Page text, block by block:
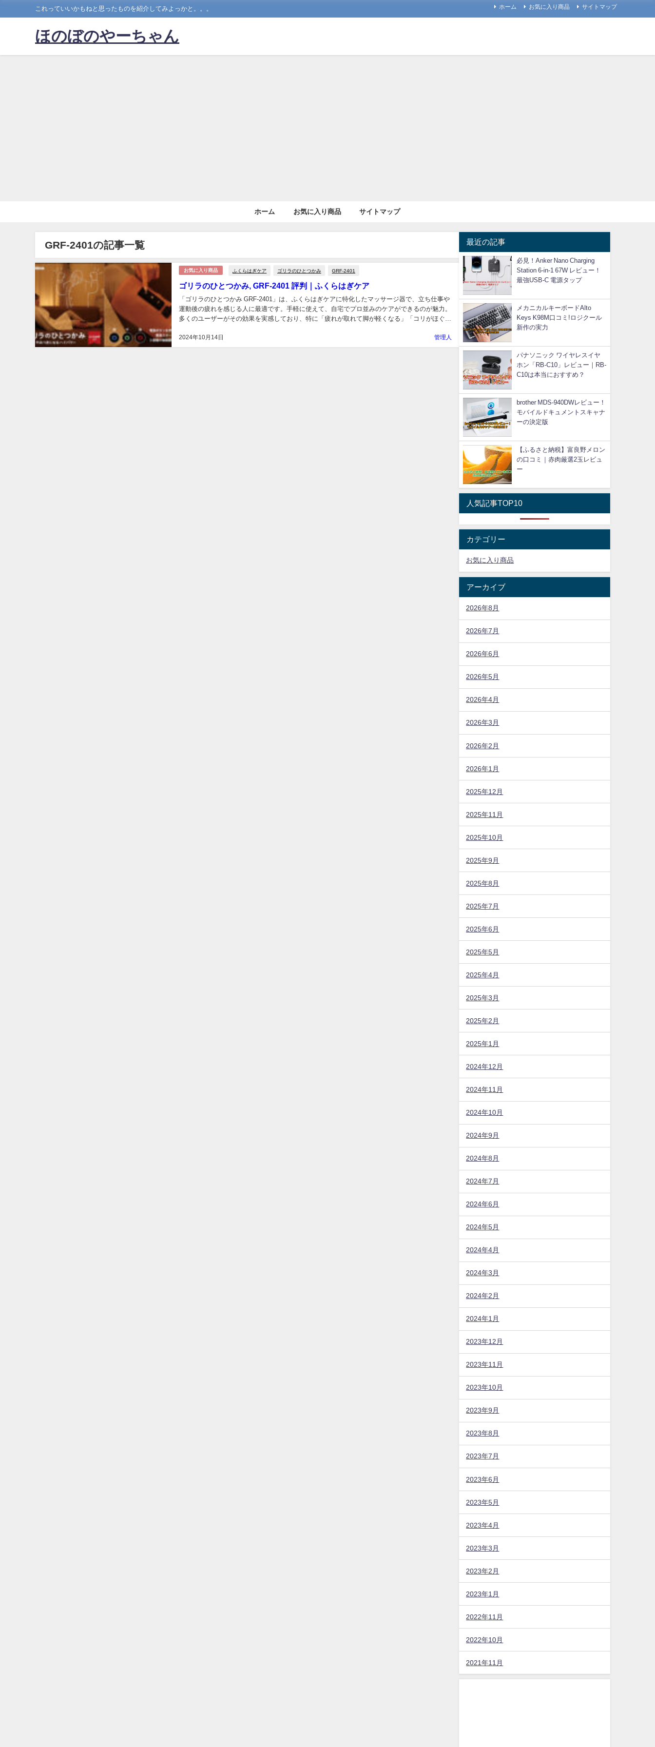
これっていいかもねと思ったものを紹介してみよっかと。。。 ホーム お気に入り商品 サイトマップ
ほのぼのやーちゃん
ホーム お気に入り商品 サイトマップ
GRF-2401の記事一覧
お気に入り商品 ふくらはぎケア ゴリラのひとつかみ GRF-2401
ゴリラのひとつかみ, GRF-2401 評判｜ふくらはぎケア
2024年10月14日
「ゴリラのひとつかみ GRF-2401」は、ふくらはぎケアに特化したマッサージ器で、立ち仕事や
運動後の疲れを感じる人に最適です。手軽に使えて、自宅でプロ並みのケアができるのが魅力。
多くのユーザーがその効果を実感しており、特に「疲れが取れて脚が軽くなる」「コリがほぐれ
管理人
最近の記事
必見！Anker Nano Charging
Station 6-in-1 67W レビュー！
最強USB-C 電源タップ
メカニカルキーボードAlto
Keys K98M口コミ!ロジクール
新作の実力
パナソニック ワイヤレスイヤ
ホン「RB-C10」レビュー｜RB-
C10は本当におすすめ？
brother MDS-940DWレビュー！
モバイルドキュメントスキャナ
ーの決定版
【ふるさと納税】富良野メロン
の口コミ｜赤肉厳選2玉レビュ
ー
人気記事TOP10
カテゴリー
お気に入り商品
アーカイブ
2026年8月
2026年7月
2026年6月
2026年5月
2026年4月
2026年3月
2026年2月
2026年1月
2025年12月
2025年11月
2025年10月
2025年9月
2025年8月
2025年7月
2025年6月
2025年5月
2025年4月
2025年3月
2025年2月
2025年1月
2024年12月
2024年11月
2024年10月
2024年9月
2024年8月
2024年7月
2024年6月
2024年5月
2024年4月
2024年3月
2024年2月
2024年1月
2023年12月
2023年11月
2023年10月
2023年9月
2023年8月
2023年7月
2023年6月
2023年5月
2023年4月
2023年3月
2023年2月
2023年1月
2022年11月
2022年10月
2021年11月